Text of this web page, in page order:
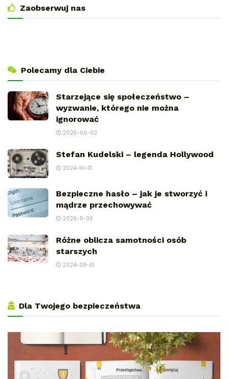
Zaobserwuj nas
Polecamy dla Ciebie
Starzejące się społeczeństwo –
wyzwanie, którego nie można
ignorować
2025-09-02
Stefan Kudelski – legenda Hollywood
2024-10-31
Bezpieczne hasło – jak je stworzyć i
mądrze przechowywać
2025-11-03
Różne oblicza samotności osób
starszych
2024-09-10
Dla Twojego bezpieczeństwa